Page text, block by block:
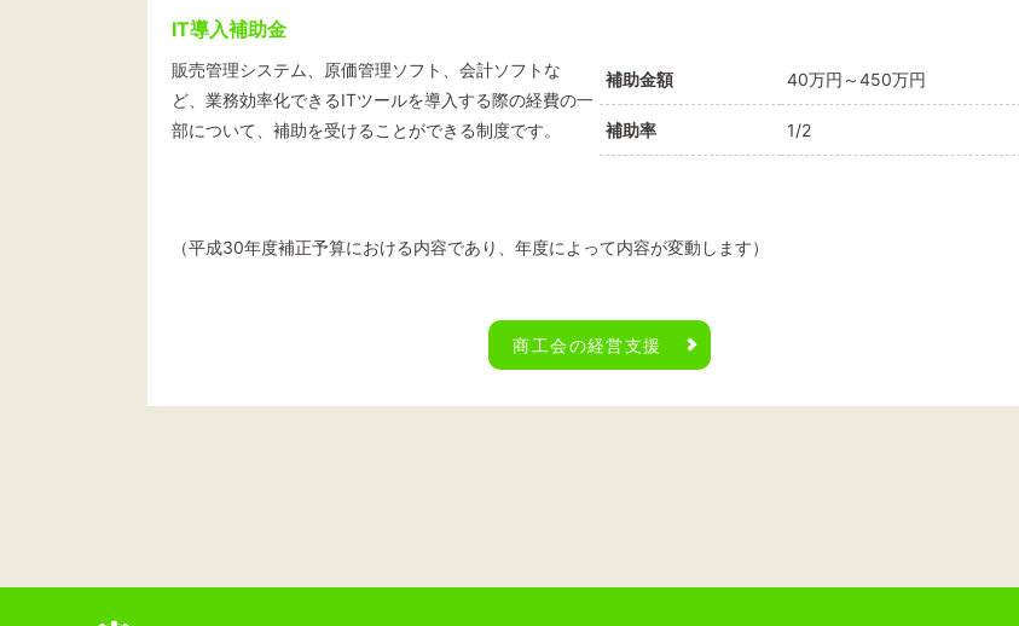
IT導入補助金
販売管理システム、原価管理ソフト、会計ソフトな
ど、業務効率化できるITツールを導入する際の経費の一
部について、補助を受けることができる制度です。
補助金額 40万円～450万円
補助率 1/2
（平成30年度補正予算における内容であり、年度によって内容が変動します）
商工会の経営支援